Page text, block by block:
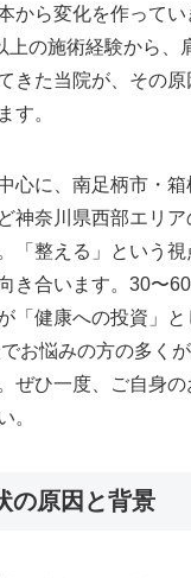
から変化を作って
上の施術経験から、
きた当院が、その
す。
心に、南足柄市・
神奈川県西部エリ
「整える」という
き合います。30〜
「健康への投資」
お悩みの方の多く
ぜひ一度、ご自身
。
の原因と背景